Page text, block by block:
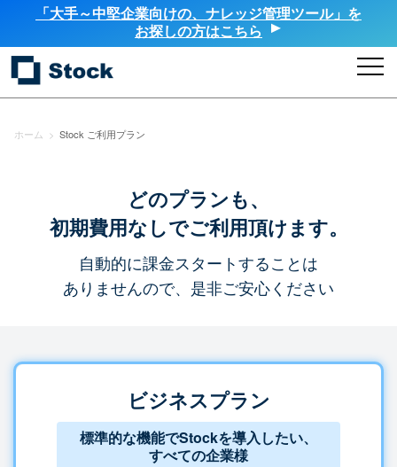
「大手～中堅企業向けの、ナレッジ管理ツール」を
お探しの方はこちら
ホーム > Stock ご利用プラン
どのプランも、
初期費用なしでご利用頂けます。
自動的に課金スタートすることは
ありませんので、是非ご安心ください
ビジネスプラン
標準的な機能でStockを導入したい、
すべての企業様